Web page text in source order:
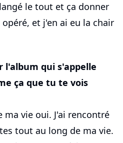
le tout et ça donner
et j'en ai eu la chair
l'album qui s'appelle
ça que tu te vois
ma vie oui. J'ai rencontré
tout au long de ma vie.